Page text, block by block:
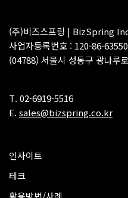
(주)비즈스프링 | BizSpring
사업자등록번호 : 120-86-63550
(04788) 서울시 성동구 광나루
T. 02-6919-5516
E. sales@bizspring.co.kr
인사이트
테크